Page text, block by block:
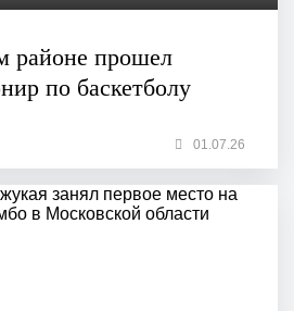
районе прошел
по баскетболу
01.07.26